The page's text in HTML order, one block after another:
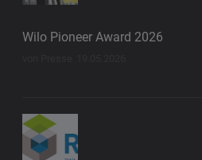
Wilo Pioneer Award 2026